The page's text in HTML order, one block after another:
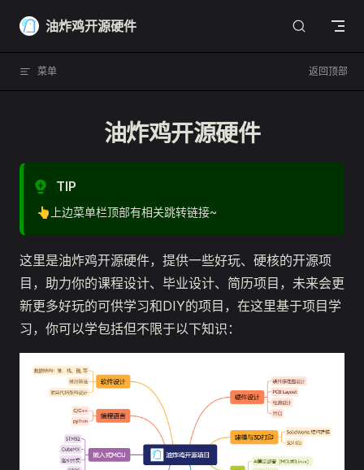
Skip to content
油炸鸡开源硬件
菜单 返回顶部
油炸鸡开源硬件
TIP
👆上边菜单栏顶部有相关跳转链接~
这里是油炸鸡开源硬件，提供一些好玩、硬核的开源项
目，助力你的课程设计、毕业设计、简历项目，未来会更
新更多好玩的可供学习和DIY的项目，在这里基于项目学
习，你可以学包括但不限于以下知识：